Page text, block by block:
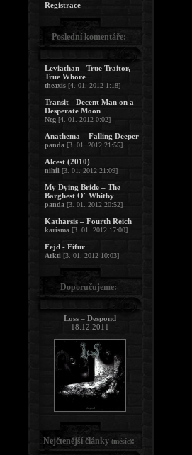
Registrace
Poslední komentáře:
Leviathan - True Traitor,
True Whore
theaxis [4. 01. 2012 1:18]
Transit - Decent Man on a
Desperate Moon
Neg [4. 01. 2012 0:02]
Anathema – Falling Deeper
panda [3. 01. 2012 21:55]
Alcest (2010)
nihil [3. 01. 2012 21:09]
My Dying Bride – The
Barghest O´ Whitby
panda [3. 01. 2012 20:52]
Katharsis – Fourth Reich
karisma [3. 01. 2012 17:00]
Fejd - Eifur
Arkti [3. 01. 2012 10:03]
Doporučujeme:
Loss – Despond
18.12.2011
Nejčtenější články (měsíc):